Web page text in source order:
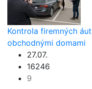
Kontrola firemných
obchodnými domami
27.07.
16246
9